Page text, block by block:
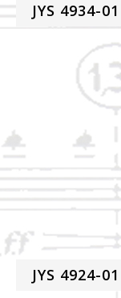
JYS 4934-01
JYS 4924-01